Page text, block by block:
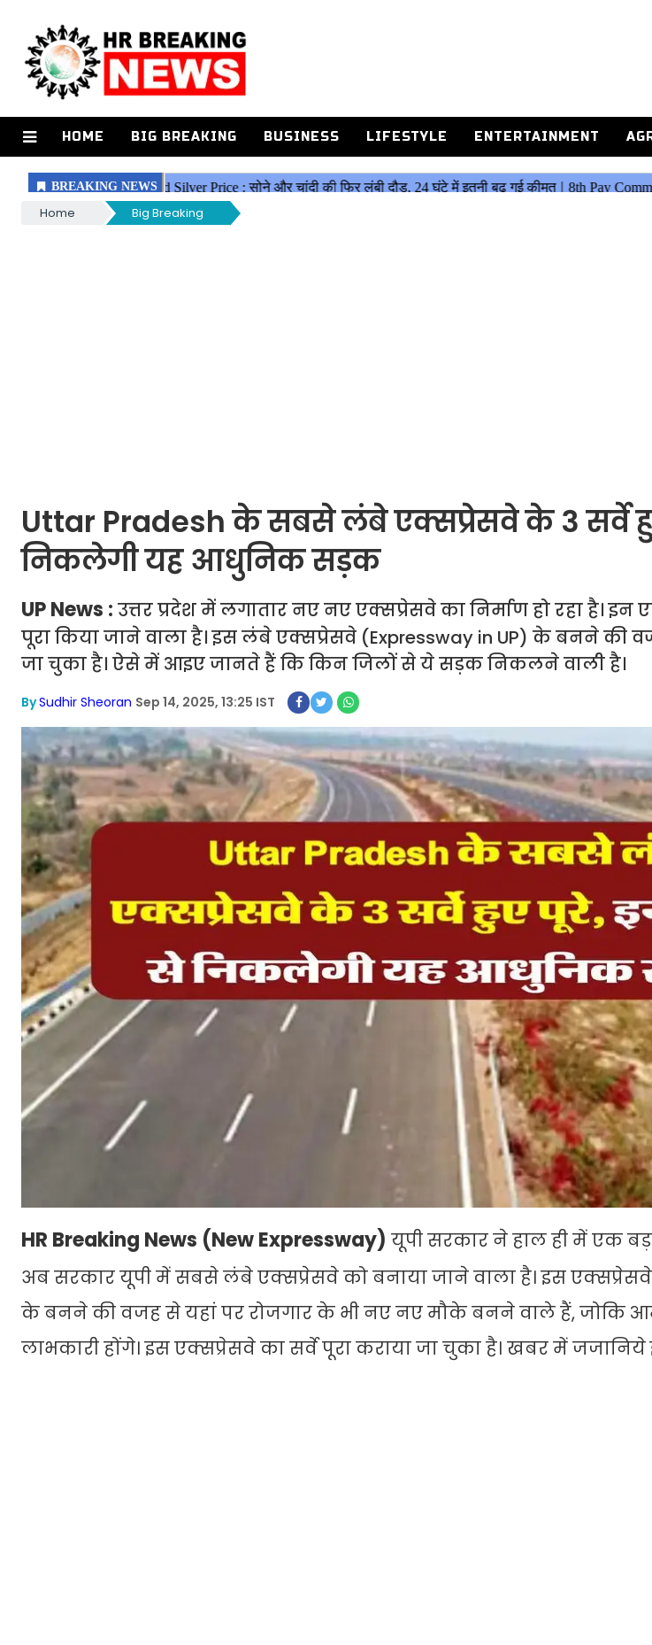
HOME BIG BREAKING BUSINESS LIFESTYLE ENTERTAINMENT
Home Big Breaking
Uttar Pradesh के सबसे लंबे एक्सप्रेसवे के 3 सर्वे
निकलेगी यह आधुनिक सड़क
UP News : उत्तर प्रदेश में लगातार नए नए एक्सप्रेसवे का निर्माण हो रहा है। इन
पूरा किया जाने वाला है। इस लंबे एक्सप्रेसवे (Expressway in UP) के बनने की
जा चुका है। ऐसे में आइए जानते हैं कि किन जिलों से ये सड़क निकलने वाली है।
BySudhir Sheoran Sep 14, 2025, 13:25 IST
HR Breaking News (New Expressway) यूपी सरकार ने हाल ही में एक
अब सरकार यूपी में सबसे लंबे एक्सप्रेसवे को बनाया जाने वाला है। इस एक्सप्रेसवे
के बनने की वजह से यहां पर रोजगार के भी नए नए मौके बनने वाले हैं, जोकि
लाभकारी होंगे। इस एक्सप्रेसवे का सर्वे पूरा कराया जा चुका है। खबर में जजानिये